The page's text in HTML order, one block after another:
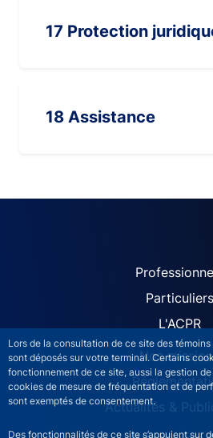
Lors de la consultation de ce site des
sont déposés sur votre terminal. Certains
fonctionnement de ce site, aussi la gestion
cookies de mesure de fréquentation et de
sont exemptés de consentement.
Des fonctionnalités de ce site s’appuient sur
17 Protection
18 Assistance
ACPR site
Particuliers
L'ACPR
Nos
Actualités &